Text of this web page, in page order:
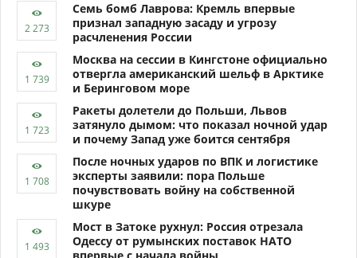
Семь бомб Лаврова: Кремль впервые
признал западную засаду и угрозу
расчленения России
Москва на сессии в Кингстоне официально
отвергла американский шельф в Арктике
и Беринговом море
Ракеты долетели до Польши, Львов
затянуло дымом: что показал ночной удар
и почему Запад уже боится сентября
После ночных ударов по ВПК и логистике
эксперты заявили: пора Польше
почувствовать войну на собственной
шкуре
Мост в Затоке рухнул: Россия отрезала
Одессу от румынских поставок НАТО